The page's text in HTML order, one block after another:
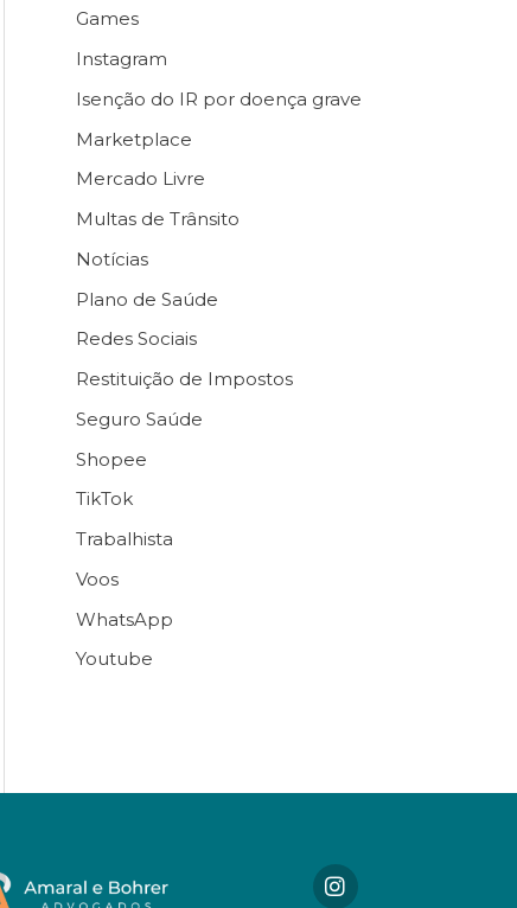
Games
Instagram
Isenção do IR por doença grave
Marketplace
Mercado Livre
Multas de Trânsito
Notícias
Plano de Saúde
Redes Sociais
Restituição de Impostos
Seguro Saúde
Shopee
TikTok
Trabalhista
Voos
WhatsApp
Youtube